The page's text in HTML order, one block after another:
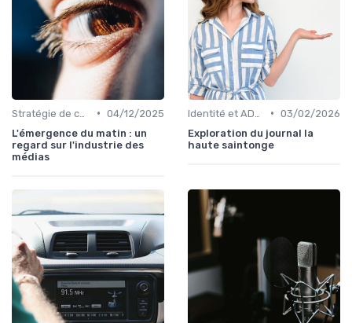
• 04/12/2025
L'émergence du matin : un
regard sur l'industrie des
médias
• 03/02/2026
Exploration du journal la
haute saintonge